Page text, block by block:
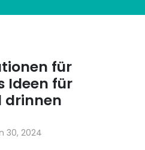
für
Ideen für
drinnen
30, 2024